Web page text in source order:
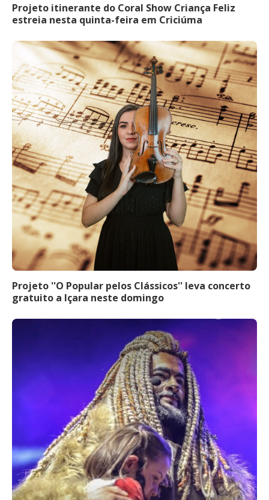
Projeto itinerante do Coral Show Criança Feliz
estreia nesta quinta-feira em Criciúma
Projeto ''O Popular pelos Clássicos'' leva concerto
gratuito a Içara neste domingo